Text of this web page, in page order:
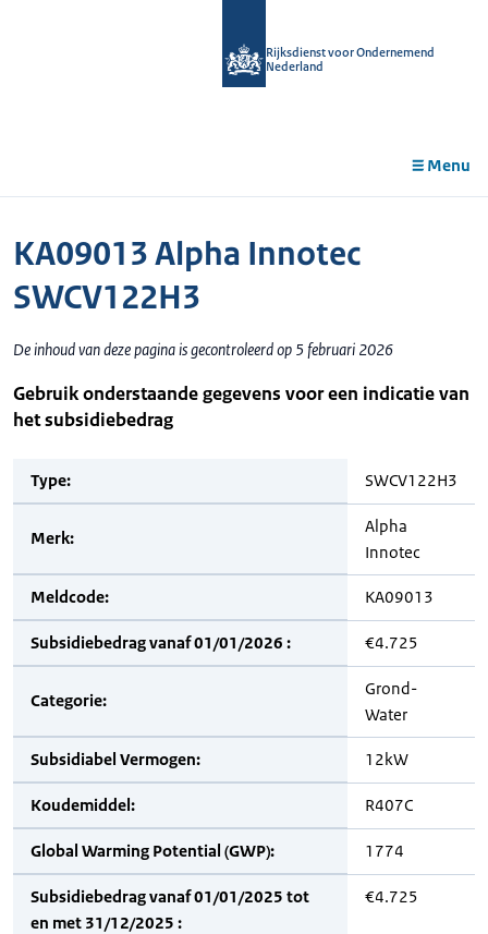
Rijksdienst voor Ondernemend
Nederland
Menu
KA09013 Alpha Innotec
SWCV122H3
De inhoud van deze pagina is gecontroleerd op 5 februari 2026
Gebruik onderstaande gegevens voor een indicatie van
het subsidiebedrag
Type: SWCV122H3
Merk:
Alpha
Innotec
Meldcode: KA09013
Subsidiebedrag vanaf 01/01/2026 : €4.725
Categorie:
Grond-
Water
Subsidiabel Vermogen: 12kW
Koudemiddel: R407C
Global Warming Potential (GWP): 1774
Subsidiebedrag vanaf 01/01/2025 tot
en met 31/12/2025 :
€4.725